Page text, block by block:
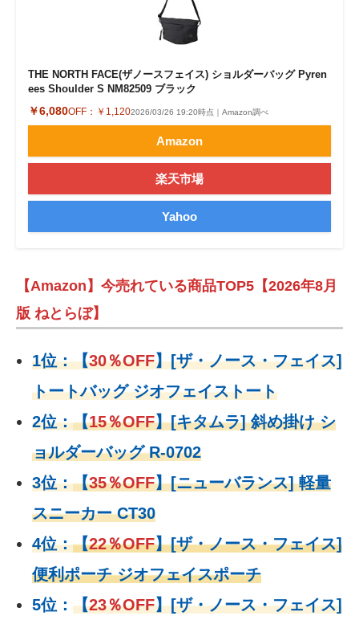
THE NORTH FACE(ザノースフェイス) ショルダーバッグ Pyren
ees Shoulder S NM82509 ブラック
￥6,080OFF： ￥1,1202026/03/26 19:20時点｜Amazon調べ
Amazon
楽天市場
Yahoo
【Amazon】今売れている商品TOP5【2026年8月
版 ねとらぼ】
1位：【30％OFF】[ザ・ノース・フェイス]
トートバッグ ジオフェイストート
2位：【15％OFF】[キタムラ] 斜め掛け シ
ョルダーバッグ R-0702
3位：【35％OFF】[ニューバランス] 軽量
スニーカー CT30
4位：【22％OFF】[ザ・ノース・フェイス]
便利ポーチ ジオフェイスポーチ
5位： 【23％OFF】[ザ・ノース・フェイス]